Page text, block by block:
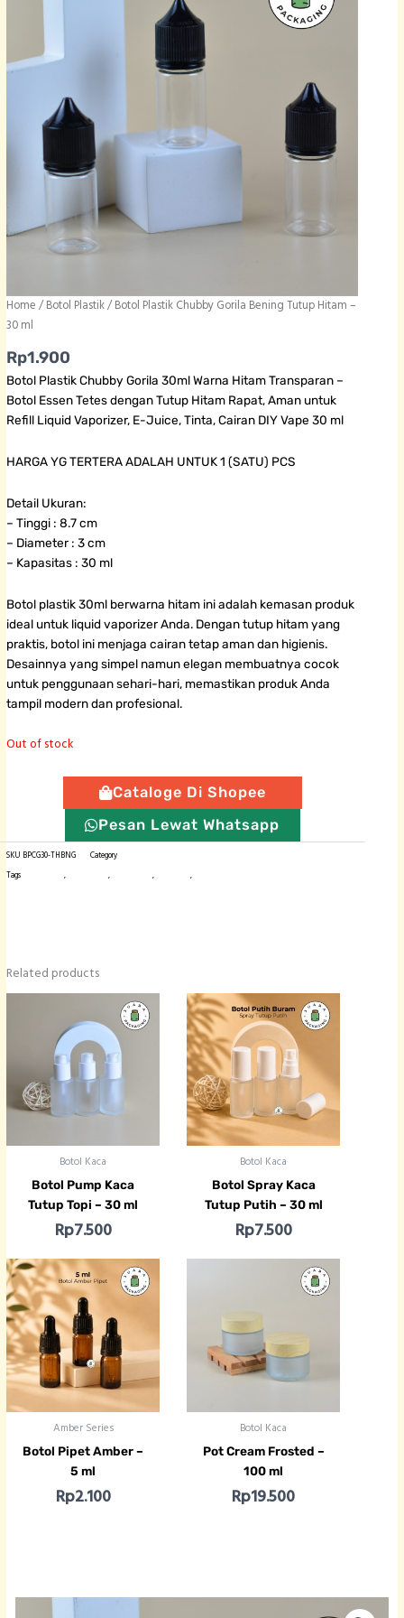
Home /Botol Plastik/ Botol Plastik Chubby Gorila Bening Tutup Hitam –
30 ml
Rp1.900
Botol Plastik Chubby Gorila 30ml Warna Hitam Transparan –
Botol Essen Tetes dengan Tutup Hitam Rapat, Aman untuk
Refill Liquid Vaporizer, E-Juice, Tinta, Cairan DIY Vape 30 ml
HARGA YG TERTERA ADALAH UNTUK 1 (SATU) PCS
Detail Ukuran:
– Tinggi : 8.7 cm
– Diameter : 3 cm
– Kapasitas : 30 ml
Botol plastik 30ml berwarna hitam ini adalah kemasan produk
ideal untuk liquid vaporizer Anda. Dengan tutup hitam yang
praktis, botol ini menjaga cairan tetap aman dan higienis.
Desainnya yang simpel namun elegan membuatnya cocok
untuk penggunaan sehari-hari, memastikan produk Anda
tampil modern dan profesional.
Out of stock
Cataloge Di Shopee
Pesan Lewat Whatsapp
SKU BPCG30-THBNG Category
Tags
botol dropper, botol liquid, botol plastik, botol tetes,
Related products
Botol Kaca
Botol Pump Kaca
Tutup Topi – 30 ml
Rp7.500
Botol Kaca
Botol Spray Kaca
Tutup Putih – 30 ml
Rp7.500
Amber Series
Botol Pipet Amber –
5 ml
Rp2.100
Botol Kaca
Pot Cream Frosted –
100 ml
Rp19.500